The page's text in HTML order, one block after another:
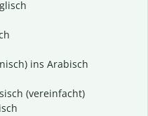
ins Arabisch
(vereinfacht)